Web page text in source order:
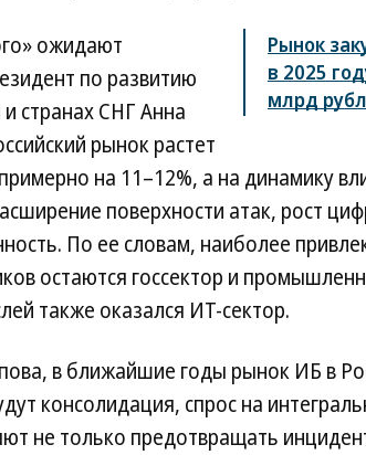
Рынок
в 2025
млрд
ожидают
по развитию
странах СНГ Анна
рынок растет
на 11–12%, а на динамику
поверхности атак, рост
По ее словам, наиболее
остаются госсектор и
также оказался ИТ-сектор.
в ближайшие годы рынок ИБ в
консолидация, спрос на
не только предотвращать